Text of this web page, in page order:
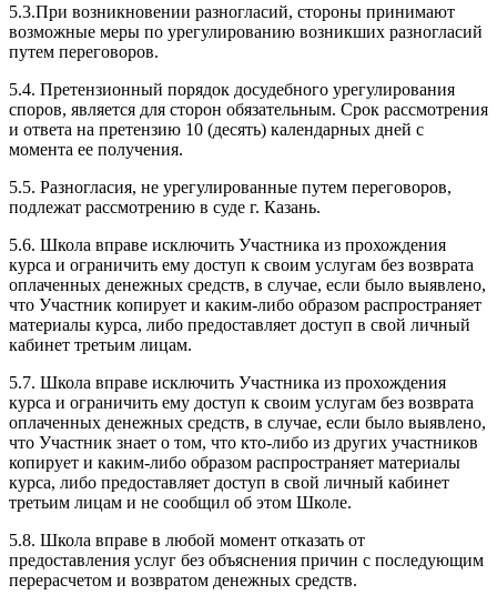
5.3.При возникновении разногласий, стороны принимают
возможные меры по урегулированию возникших разногласий
путем переговоров.
5.4. Претензионный порядок досудебного урегулирования
споров, является для сторон обязательным. Срок рассмотрения
и ответа на претензию 10 (десять) календарных дней с
момента ее получения.
5.5. Разногласия, не урегулированные путем переговоров,
подлежат рассмотрению в суде г. Казань.
5.6. Школа вправе исключить Участника из прохождения
курса и ограничить ему доступ к своим услугам без возврата
оплаченных денежных средств, в случае, если было выявлено,
что Участник копирует и каким-либо образом распространяет
материалы курса, либо предоставляет доступ в свой личный
кабинет третьим лицам.
5.7. Школа вправе исключить Участника из прохождения
курса и ограничить ему доступ к своим услугам без возврата
оплаченных денежных средств, в случае, если было выявлено,
что Участник знает о том, что кто-либо из других участников
копирует и каким-либо образом распространяет материалы
курса, либо предоставляет доступ в свой личный кабинет
третьим лицам и не сообщил об этом Школе.
5.8. Школа вправе в любой момент отказать от
предоставления услуг без объяснения причин с последующим
перерасчетом и возвратом денежных средств.